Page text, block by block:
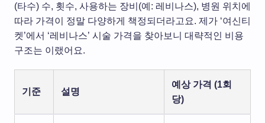
(타수) 수, 횟수, 사용하는 장비(예: 레비나스), 병원 위치에
따라 가격이 정말 다양하게 책정되더라고요. 제가 ‘여신티
켓’에서 ‘레비나스’ 시술 가격을 찾아보니 대략적인 비용
구조는 이랬어요.
기준 설명
예상 가격 (1회
당)